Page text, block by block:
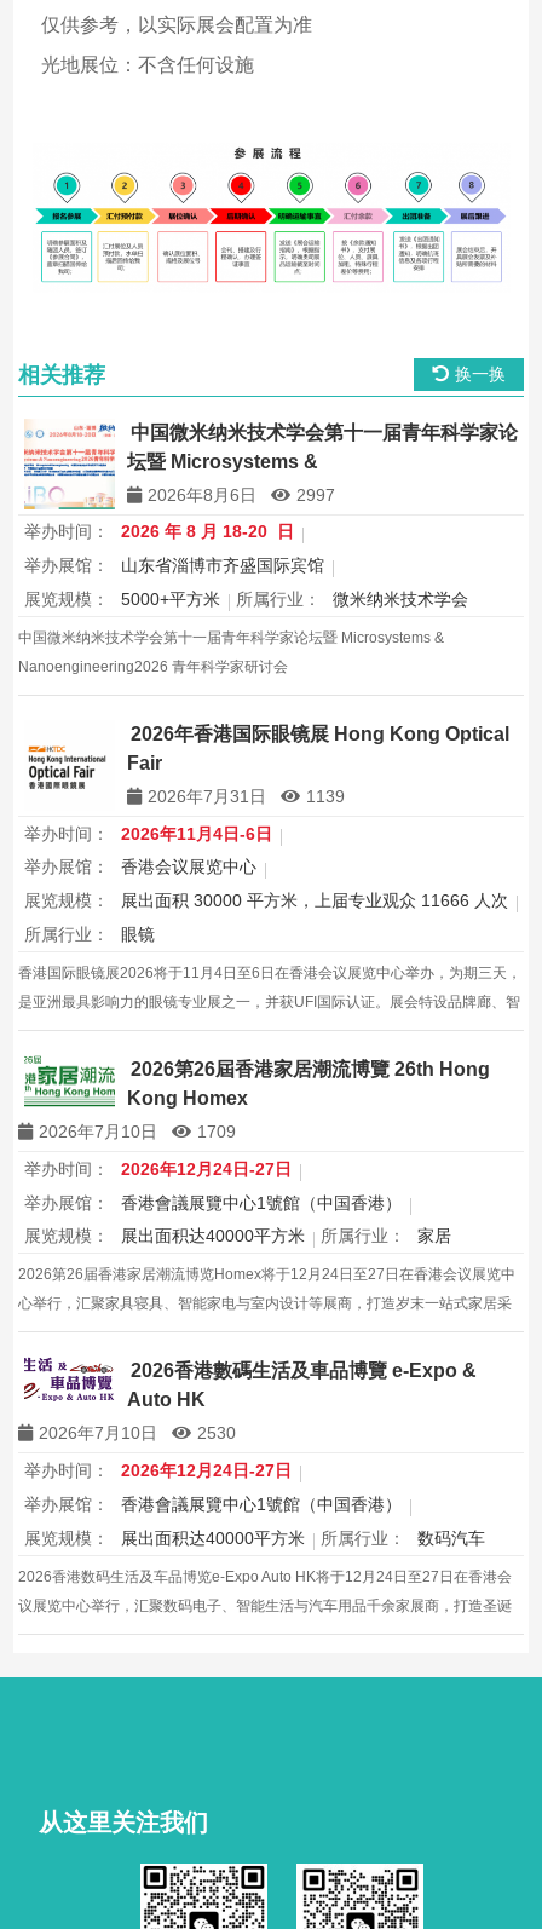
仅供参考，以实际展会配置为准
光地展位：不含任何设施
相关推荐 换一换
中国微米纳米技术学会第十一届青年科学家论
坛暨 Microsystems &
Nanoengineering2026 青年科学家研讨会
2026年8月6日
2997
举办时间：
2026 年 8 月 18-20 日
举办展馆：
山东省淄博市齐盛国际宾馆
展览规模：
5000+平方米 所属行业： 微米纳米技术学会
中国微米纳米技术学会第十一届青年科学家论坛暨 Microsystems &
Nanoengineering2026 青年科学家研讨会
2026年香港国际眼镜展 Hong Kong Optical
Fair
2026年7月31日
1139
举办时间：
2026年11月4日-6日
举办展馆：
香港会议展览中心
展览规模：
展出面积 30000 平方米，上届专业观众 11666 人次
所属行业：
眼镜
香港国际眼镜展2026将于11月4日至6日在香港会议展览中心举办，为期三天，
是亚洲最具影响力的眼镜专业展之一，并获UFI国际认证。展会特设品牌廊、智
能眼镜专区与多国展馆，汇聚全球视光产品供应商，并配套眼镜汇演与行业论
坛，为展商与买家创造高效的跨境商贸与合作机…
2026第26屆香港家居潮流博覽 26th Hong
Kong Homex
2026年7月10日
1709
举办时间：
2026年12月24日-27日
举办展馆：
香港會議展覽中心1號館（中国香港）
展览规模：
展出面积达40000平方米 所属行业： 家居
2026第26届香港家居潮流博览Homex将于12月24日至27日在香港会议展览中
心举行，汇聚家具寝具、智能家电与室内设计等展商，打造岁末一站式家居采
购与灵感盛会，欢迎本地家庭与海内外买家入场挑选心仪家居好物，共度温馨
节日购物季，感受设计之美。2026香港數碼生活及車品博覽 e-Expo &
Auto HK
2026年7月10日
2530
举办时间：
2026年12月24日-27日
举办展馆：
香港會議展覽中心1號館（中国香港）
展览规模：
展出面积达40000平方米 所属行业： 数码汽车
2026香港数码生活及车品博览e-Expo Auto HK将于12月24日至27日在香港会
议展览中心举行，汇聚数码电子、智能生活与汽车用品千余家展商，打造圣诞
黄金档科技车品一站式采购盛会，欢迎观众与买家到场体验交流，共赴年度科
从这里关注我们